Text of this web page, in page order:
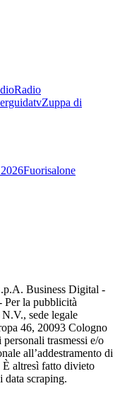
Radio
Zuppa di
Fuorisalone
Business Digital -
Per la pubblicità
sede legale
46, 20093 Cologno
trasmessi e/o
all’addestramento di
altresì fatto divieto
data scraping.